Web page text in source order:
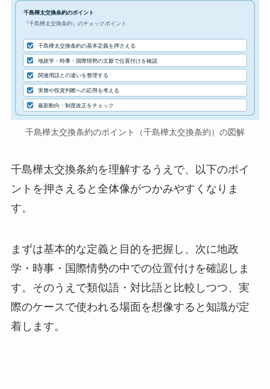
千島樺太交換条約のポイント
『千島樺太交換条約』のチェックポイント
千島樺太交換条約の基本定義を押さえる
地政学・時事・国際情勢の文脈で位置付けを確認
関連用語との違いを整理する
実務や投資判断への応用を考える
最新動向・制度改正をチェック
千島樺太交換条約のポイント（千島樺太交換条約）の図解
千島樺太交換条約を理解するうえで、以下のポイ
ントを押さえると全体像がつかみやすくなりま
す。
まずは基本的な定義と目的を把握し、次に地政
学・時事・国際情勢の中での位置付けを確認しま
す。そのうえで類似語・対比語と比較しつつ、実
際のケースで使われる場面を想像すると知識が定
着します。